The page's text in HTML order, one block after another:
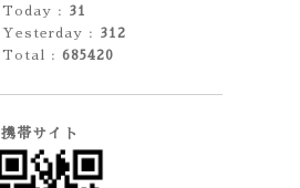
Today : 31
Yesterday : 312
Total : 685420
携帯サイト